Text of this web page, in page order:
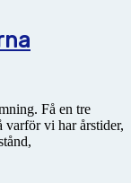
Få en tre
varför vi har årstider,